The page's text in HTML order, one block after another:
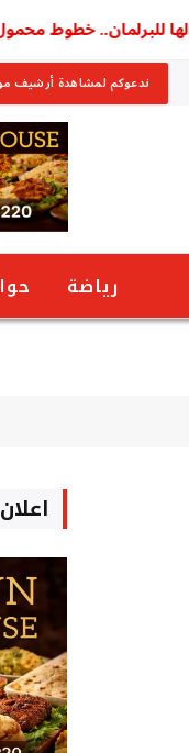
خطوط محمول
ندعوكم لمشاهدة أرشيف
رياضة
اعلان